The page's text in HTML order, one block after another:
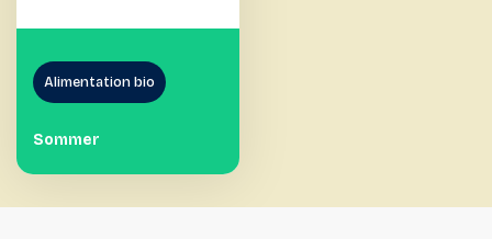
Alimentation bio
Sommer